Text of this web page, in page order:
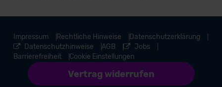
Impressum Rechtliche Hinweise
Datenschutzerklärung
Datenschutzhinweise
AGB
Jobs
Barrierefreiheit
Vertrag widerrufen
Cookie Einstellungen